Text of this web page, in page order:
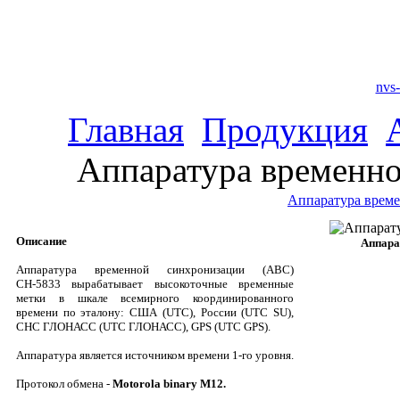
Главная Продукция
Аппаратура
Аппаратура
Описание
Аппаратура временной синхронизации (АВС)
СН-5833 вырабатывает высокоточные временные
метки в шкале всемирного координированного
времени по эталону: США (UTC), России (UTC SU),
СНС ГЛОНАСС (UTC ГЛОНАСС), GPS (UTC GPS).
Аппаратура является источником времени 1-го уровня.
Протокол обмена - Motorola binary M12.